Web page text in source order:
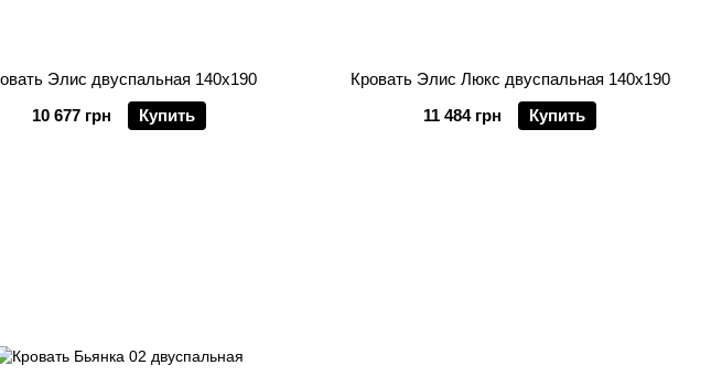
Элис двуспальная 140х190
10 677 грн
Купить
Кровать Элис Люкс двуспальная 140х190
11 484 грн
Купить